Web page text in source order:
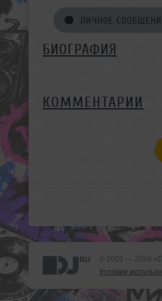
ЛИЧНОЕ
БИОГРАФИЯ
КОММЕНТАРИИ
© 2001 — 2026
Условия